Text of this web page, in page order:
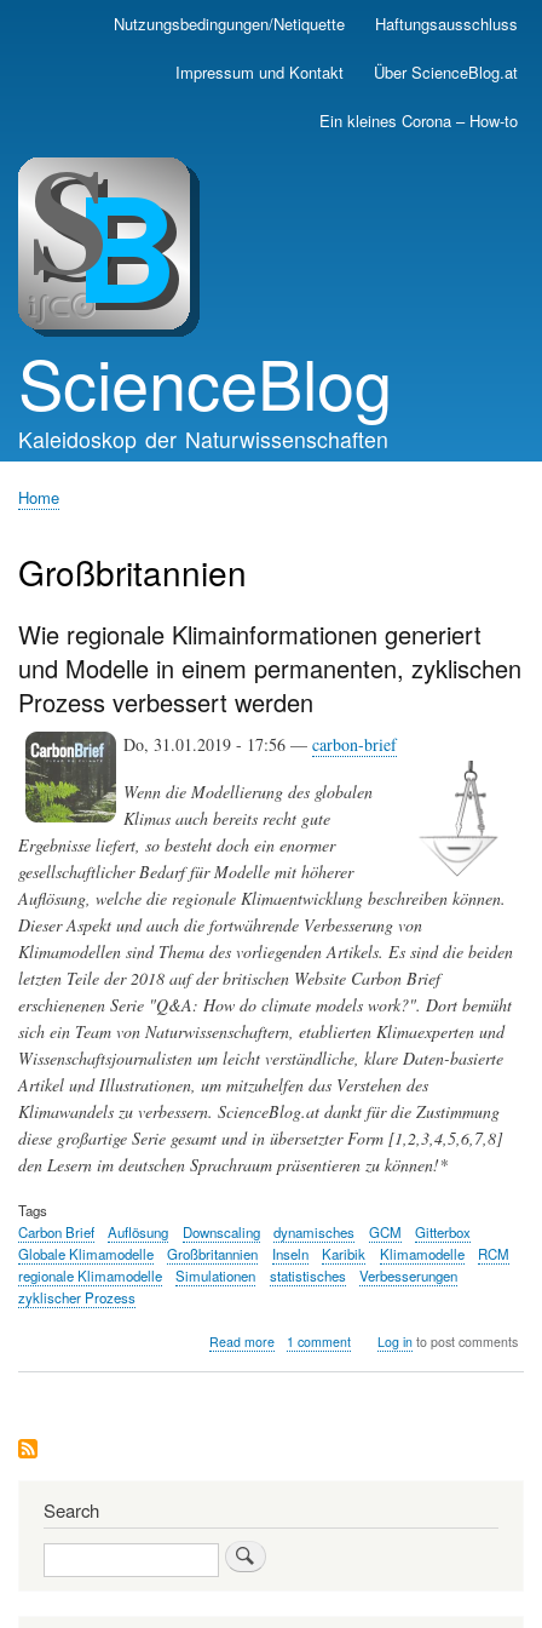
Skip
main
Nutzungsbedingungen/Netiquette Haftungsausschluss
Impressum und Kontakt Über ScienceBlog.at
Ein kleines Corona – How-to
ScienceBlog
Kaleidoskop der Naturwissenschaften
Home
Großbritannien
Wie regionale Klimainformationen generiert
und Modelle in einem permanenten, zyklischen
Prozess verbessert werden
Do, 31.01.2019 - 17:56 — carbon-brief
Wenn die Modellierung des globalen
Klimas auch bereits recht gute
Ergebnisse liefert, so besteht doch ein enormer
gesellschaftlicher Bedarf für Modelle mit höherer
Auflösung, welche die regionale Klimaentwicklung beschreiben können.
Dieser Aspekt und auch die fortwährende Verbesserung von
Klimamodellen sind Thema des vorliegenden Artikels. Es sind die beiden
letzten Teile der 2018 auf der britischen Website Carbon Brief
erschienenen Serie "Q&A: How do climate models work?". Dort bemüht
sich ein Team von Naturwissenschaftern, etablierten Klimaexperten und
Wissenschaftsjournalisten um leicht verständliche, klare Daten-basierte
Artikel und Illustrationen, um mitzuhelfen das Verstehen des
Klimawandels zu verbessern. ScienceBlog.at dankt für die Zustimmung
diese großartige Serie gesamt und in übersetzter Form [1,2,3,4,5,6,7,8]
den Lesern im deutschen Sprachraum präsentieren zu können!*
Tags
Carbon Brief
Auflösung Downscaling dynamisches GCM
Gitterbox
Globale Klimamodelle
Großbritannien Inseln Karibik Klimamodelle
RCM
regionale Klimamodelle
Simulationen statistisches
Verbesserungen
zyklischer Prozess
Read moreabout
permanenten,
1 comment Log into post comments
Search
Search